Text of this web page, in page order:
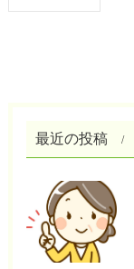
最近の投稿